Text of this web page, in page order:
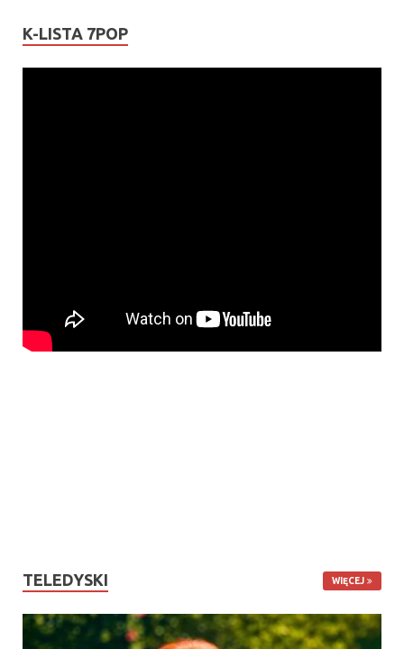
K-LISTA 7POP
TELEDYSKI WIĘCEJ